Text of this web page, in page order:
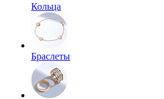
Кольца
Браслеты